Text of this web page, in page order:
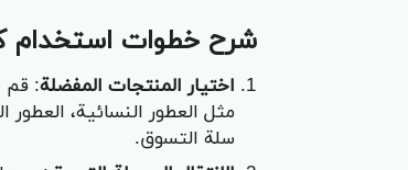
شرح خطوات استخدام
اختيار المنتجات المفضلة: قم
مثل العطور النسائية،
سلة التسوق.